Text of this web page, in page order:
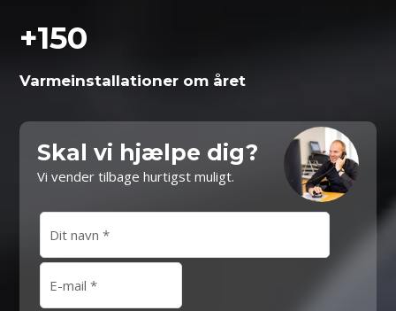
+150
Varme­installationer om året
Skal vi hjælpe dig?
Vi vender tilbage hurtigst muligt.